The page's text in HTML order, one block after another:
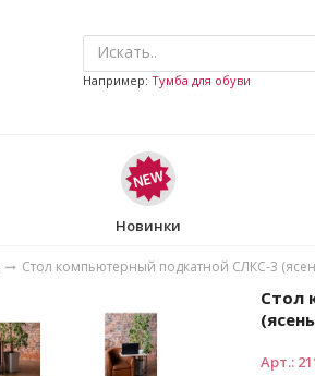
Например: Тумба для обуви
Новинки
Стол компьютерный подкатной СЛКС-3
Стол
Арт.: